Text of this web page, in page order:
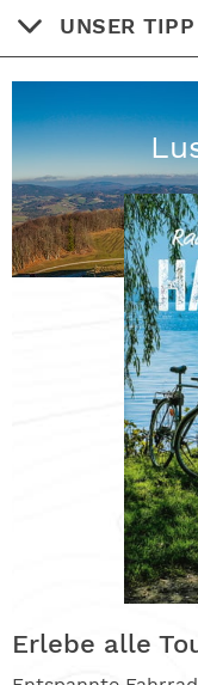
UNSER TIPP
Erlebe alle